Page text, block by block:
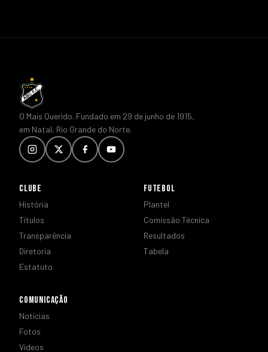
O Mais Querido. Fundado em 29 de junho de 1915,
em Natal, Rio Grande do Norte.
CLUBE
História
Títulos
Transparência
Diretoria
Estatuto
FUTEBOL
Plantel
Comissão Técnica
Resultados
Tabela
COMUNICAÇÃO
Notícias
Fotos
Vídeos